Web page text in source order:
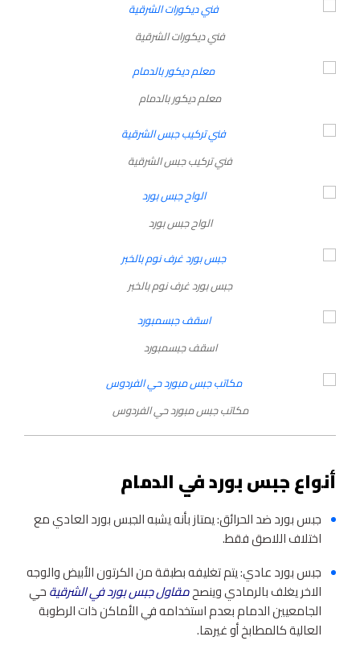
فني ديكورات الشرقية
معلم ديكور بالدمام
فني تركيب جبس الشرقية
الواح جبس بورد
جبس بورد غرف نوم بالخبر
اسقف جبسمبورد
مكاتب جبس مبورد حي الفردوس
أنواع جبس بورد في الدمام
جبس بورد ضد الحرائق: يمتاز بأنه يشبه الجبس بورد العادي مع
اختلاف اللاصق فقط.
جبس بورد عادي: يتم تغليفه بطبقة من الكرتون الأبيض والوجه
الاخر يغلف بالرمادي وينصحمقاول جبس بورد في الشرقيةحي
الجامعيين الدمام بعدم استخدامه في الأماكن ذات الرطوبة
العالية كالمطابخ أو غيرها.